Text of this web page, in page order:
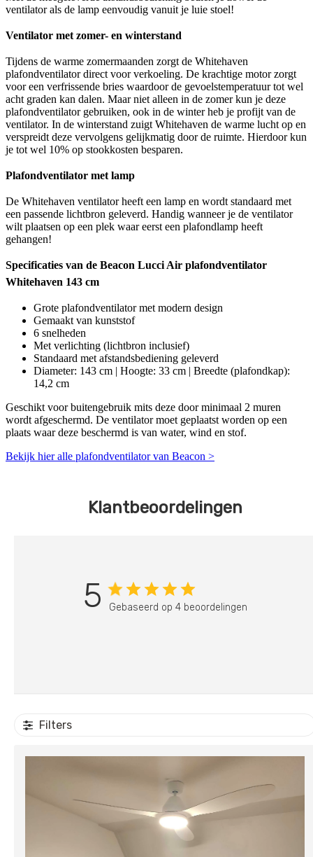
ventilator als de lamp eenvoudig vanuit je luie stoel!
Ventilator met zomer- en winterstand
Tijdens de warme zomermaanden zorgt de Whitehaven
plafondventilator direct voor verkoeling. De krachtige motor zorgt
voor een verfrissende bries waardoor de gevoelstemperatuur tot wel
acht graden kan dalen. Maar niet alleen in de zomer kun je deze
plafondventilator gebruiken, ook in de winter heb je profijt van de
ventilator. In de winterstand zuigt Whitehaven de warme lucht op en
verspreidt deze vervolgens gelijkmatig door de ruimte. Hierdoor kun
je tot wel 10% op stookkosten besparen.
Plafondventilator met lamp
De Whitehaven ventilator heeft een lamp en wordt standaard met
een passende lichtbron geleverd. Handig wanneer je de ventilator
wilt plaatsen op een plek waar eerst een plafondlamp heeft
gehangen!
Specificaties van de Beacon Lucci Air plafondventilator
Whitehaven 143 cm
Grote plafondventilator met modern design
Gemaakt van kunststof
6 snelheden
Met verlichting (lichtbron inclusief)
Standaard met afstandsbediening geleverd
Diameter: 143 cm | Hoogte: 33 cm | Breedte (plafondkap):
14,2 cm
Geschikt voor buitengebruik mits deze door minimaal 2 muren
wordt afgeschermd. De ventilator moet geplaatst worden op een
plaats waar deze beschermd is van water, wind en stof.
Bekijk hier alle plafondventilator van Beacon >
Klantbeoordelingen
5 Gebaseerd op 4 beoordelingen
Filters